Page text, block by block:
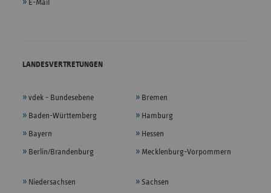
E-Mail
LANDESVERTRETUNGEN
vdek - Bundesebene
Baden-Württemberg
Bayern
Berlin/Brandenburg
Bremen
Hamburg
Hessen
Mecklenburg-Vorpommern
Niedersachsen Sachsen